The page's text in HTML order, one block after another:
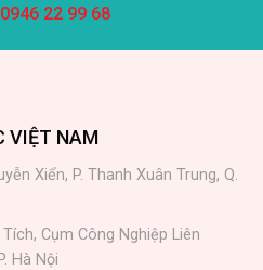
0946 22 99 68
VIỆT NAM
Xiển, P. Thanh Xuân Trung, Q.
Cụm Công Nghiệp Liên
Hà Nội